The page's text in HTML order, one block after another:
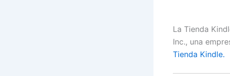
La Tienda
Inc., una
Tienda Kindle.